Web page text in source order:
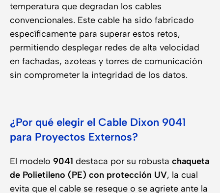
temperatura que degradan los cables
convencionales. Este cable ha sido fabricado
específicamente para superar estos retos,
permitiendo desplegar redes de alta velocidad
en fachadas, azoteas y torres de comunicación
sin comprometer la integridad de los datos.
¿Por qué elegir el Cable Dixon 9041
para Proyectos Externos?
El modelo 9041 destaca por su robusta chaqueta
de Polietileno (PE) con protección UV, la cual
evita que el cable se reseque o se agriete ante la